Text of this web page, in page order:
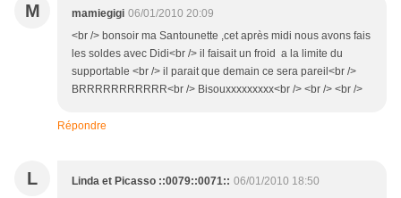
M mamiegigi 06/01/2010 20:09
<br /> bonsoir ma Santounette ,cet après midi nous avons fais
les soldes avec Didi<br /> il faisait un froid a la limite du
supportable <br /> il parait que demain ce sera pareil<br />
BRRRRRRRRRRR<br /> Bisouxxxxxxxxx<br /> <br /> <br />
Répondre
L Linda et Picasso ::0079::0071:: 06/01/2010 18:50